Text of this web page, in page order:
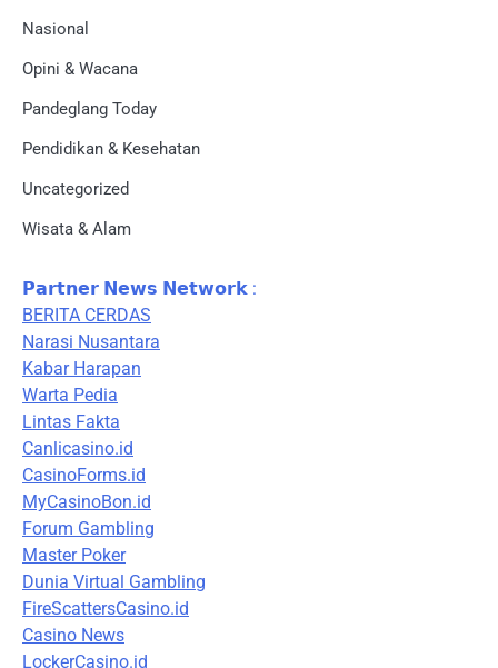
Nasional
Opini & Wacana
Pandeglang Today
Pendidikan & Kesehatan
Uncategorized
Wisata & Alam
𝗣𝗮𝗿𝘁𝗻𝗲𝗿 𝗡𝗲𝘄𝘀 𝗡𝗲𝘁𝘄𝗼𝗿𝗸 :
BERITA CERDAS
Narasi Nusantara
Kabar Harapan
Warta Pedia
Lintas Fakta
Canlicasino.id
CasinoForms.id
MyCasinoBon.id
Forum Gambling
Master Poker
Dunia Virtual Gambling
FireScattersCasino.id
Casino News
LockerCasino.id